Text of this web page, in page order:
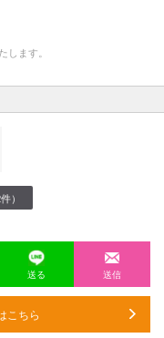
ます。
）
送る 送信
こちら